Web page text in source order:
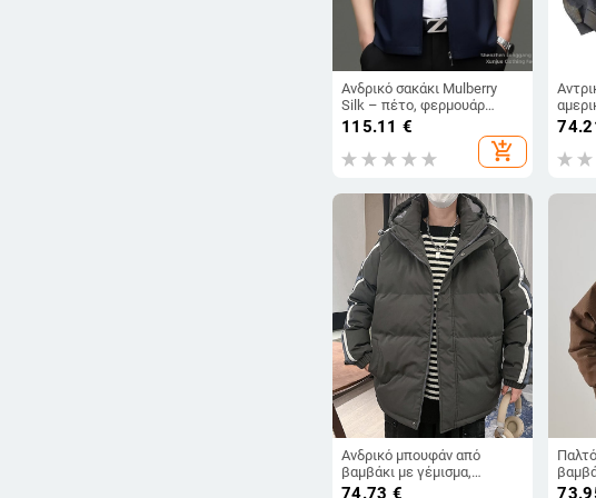
Ανδρικό σακάκι Mulberry
Silk – πέτο, φερμουάρ
εμπρός, εφαρμοστός
κόψιμο, μακριά μανίκια,
μονόχρωμο, 80% μετάξι
φθινόπωρο
115.11 €
add_shopping_cart
Ανδρικό μπουφάν από
βαμβάκι με γέμισμα,
κουκούλα, μπροστινό
74.73 €